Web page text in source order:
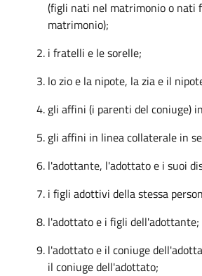
(figli nati nel matrimonio o nati
matrimonio);
i fratelli e le sorelle;
lo zio e la nipote, la zia e il
gli affini (i parenti del coniuge)
gli affini in linea collaterale in
l'adottante, l'adottato e i suoi
i figli adottivi della stessa
l'adottato e i figli dell'adottante;
l'adottato e il coniuge
il coniuge dell'adottato;